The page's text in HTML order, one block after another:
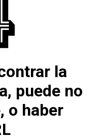
la
puede no
o haber